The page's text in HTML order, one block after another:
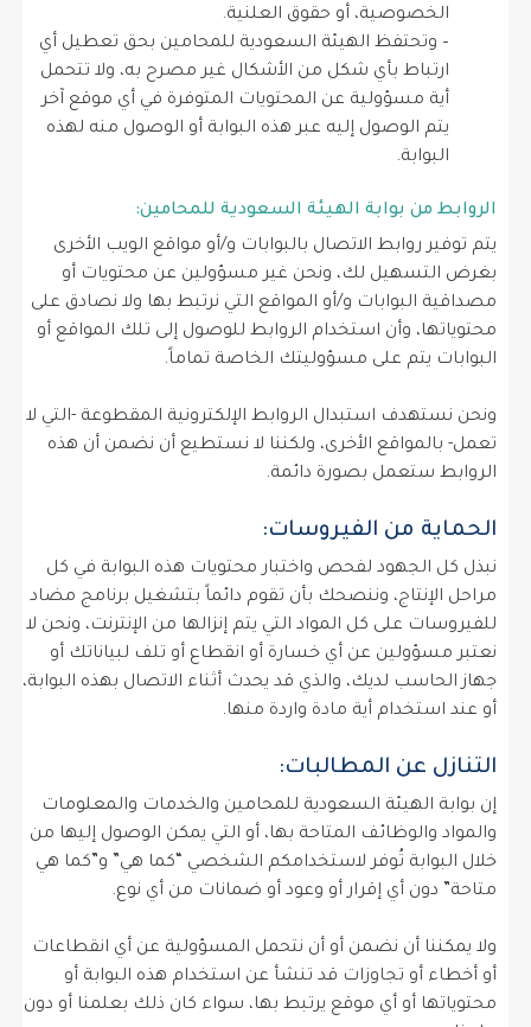
الخصوصية، أو حقوق العلنية.
– وتحتفظ الهيئة السعودية للمحامين بحق تعطيل أي
ارتباط بأي شكل من الأشكال غير مصرح به، ولا تتحمل
أية مسؤولية عن المحتويات المتوفرة في أي موقع آخر
يتم الوصول إليه عبر هذه البوابة أو الوصول منه لهذه
البوابة.
الروابط من بوابة الهيئة السعودية للمحامين:
يتم توفير روابط الاتصال بالبوابات و/أو مواقع الويب الأخرى
بغرض التسهيل لك، ونحن غير مسؤولين عن محتويات أو
مصداقية البوابات و/أو المواقع التي نرتبط بها ولا نصادق على
محتوياتها، وأن استخدام الروابط للوصول إلى تلك المواقع أو
البوابات يتم على مسؤوليتك الخاصة تماماً.
ونحن نستهدف استبدال الروابط الإلكترونية المقطوعة -التي لا
تعمل- بالمواقع الأخرى، ولكننا لا نستطيع أن نضمن أن هذه
الروابط ستعمل بصورة دائمة.
الحماية من الفيروسات:
نبذل كل الجهود لفحص واختبار محتويات هذه البوابة في كل
مراحل الإنتاج، وننصحك بأن تقوم دائماً بتشغيل برنامج مضاد
للفيروسات على كل المواد التي يتم إنزالها من الإنترنت، ونحن لا
نعتبر مسؤولين عن أي خسارة أو انقطاع أو تلف لبياناتك أو
جهاز الحاسب لديك، والذي قد يحدث أثناء الاتصال بهذه البوابة،
أو عند استخدام أية مادة واردة منها.
التنازل عن المطالبات:
إن بوابة الهيئة السعودية للمحامين والخدمات والمعلومات
والمواد والوظائف المتاحة بها، أو التي يمكن الوصول إليها من
خلال البوابة تُوفر لاستخدامكم الشخصي “كما هي” و”كما هي
متاحة” دون أي إقرار أو وعود أو ضمانات من أي نوع.
ولا يمكننا أن نضمن أو أن نتحمل المسؤولية عن أي انقطاعات
أو أخطاء أو تجاوزات قد تنشأ عن استخدام هذه البوابة أو
محتوياتها أو أي موقع يرتبط بها، سواء كان ذلك بعلمنا أو دون